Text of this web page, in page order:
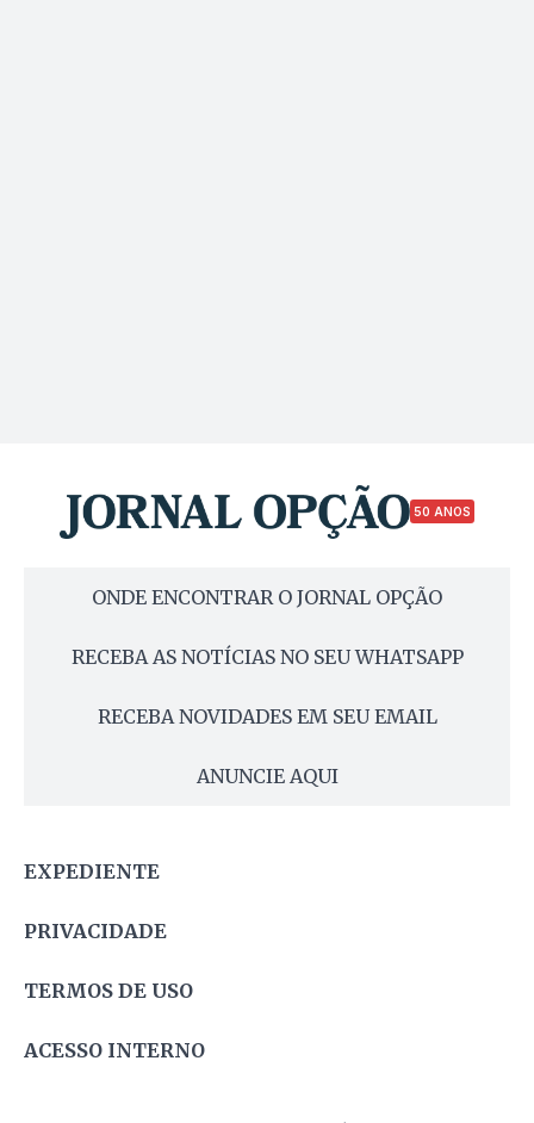
50 ANOS
ONDE ENCONTRAR O JORNAL OPÇÃO
RECEBA AS NOTÍCIAS NO SEU WHATSAPP
RECEBA NOVIDADES EM SEU EMAIL
ANUNCIE AQUI
EXPEDIENTE
PRIVACIDADE
TERMOS DE USO
ACESSO INTERNO